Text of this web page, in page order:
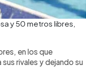
y 50 metros libres,
en los que
rivales y dejando su